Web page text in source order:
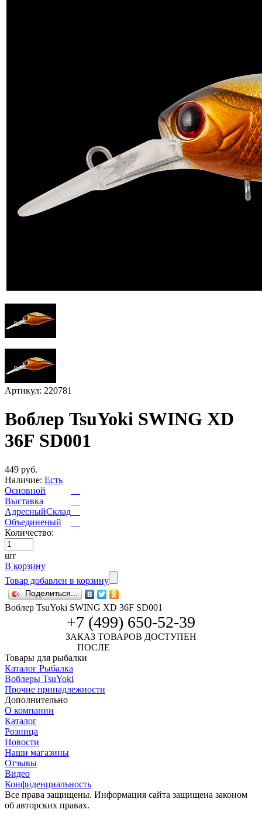
Артикул: 220781
Воблер TsuYoki SWING XD
36F SD001
449 руб.
Наличие: Есть
Основной
Выставка
АдресныйСклад
Объединеный
Количество:
шт
В корзину
Товар добавлен в корзину
Поделиться...
Воблер TsuYoki SWING XD 36F SD001
+7 (499) 650-52-39
ЗАКАЗ ТОВАРОВ ДОСТУПЕН
ПОСЛЕ
Товары для рыбалки
Каталог Рыбалка
Воблеры TsuYoki
Прочие принадлежности
Дополнительно
О компании
Каталог
Розница
Новости
Наши магазины
Отзывы
Видео
Конфиденциальность
Все права защищены. Информация сайта защищена законом
об авторских правах.